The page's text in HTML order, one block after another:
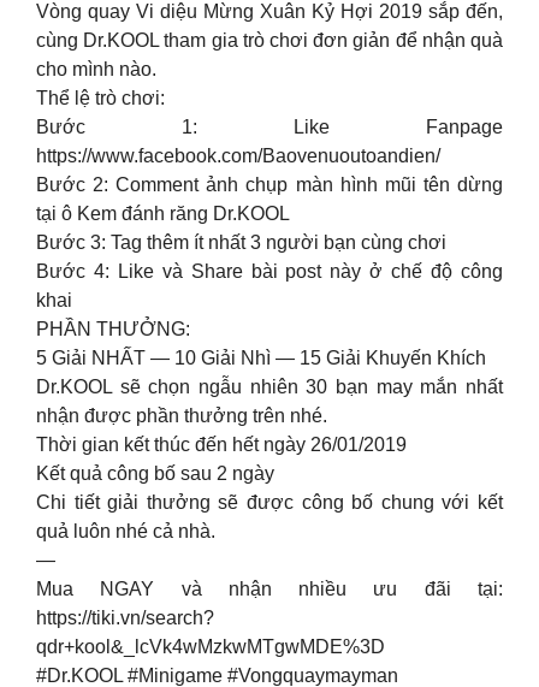
Vòng quay Vi diệu Mừng Xuân Kỷ Hợi 2019 sắp đến,
cùng Dr.KOOL tham gia trò chơi đơn giản để nhận quà
cho mình nào.
Thể lệ trò chơi:
Bước 1: Like Fanpage
https://www.facebook.com/Baovenuoutoandien/
Bước 2: Comment ảnh chụp màn hình mũi tên dừng
tại ô Kem đánh răng Dr.KOOL
Bước 3: Tag thêm ít nhất 3 người bạn cùng chơi
Bước 4: Like và Share bài post này ở chế độ công
khai
PHẦN THƯỞNG:
5 Giải NHẤT — 10 Giải Nhì — 15 Giải Khuyến Khích
Dr.KOOL sẽ chọn ngẫu nhiên 30 bạn may mắn nhất
nhận được phần thưởng trên nhé.
Thời gian kết thúc đến hết ngày 26/01/2019
Kết quả công bố sau 2 ngày
Chi tiết giải thưởng sẽ được công bố chung với kết
quả luôn nhé cả nhà.
—
Mua NGAY và nhận nhiều ưu đãi tại:
https://tiki.vn/search?
qdr+kool&_lcVk4wMzkwMTgwMDE%3D
#Dr.KOOL #Minigame #Vongquaymayman